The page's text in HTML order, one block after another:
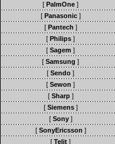
[ PalmOne ]
[ Panasonic]
[ Pantech ]
[ Philips ]
[ Sagem ]
[ Samsung ]
[ Sendo ]
[ Sewon ]
[ Sharp]
[ Siemens]
[ Sony]
[ SonyEricsson ]
[ Telit ]